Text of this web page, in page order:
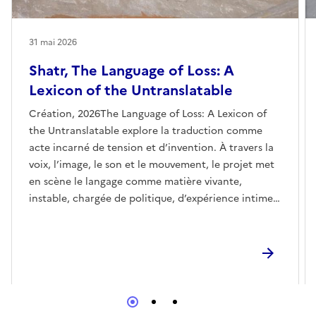
Commissariat : Elena Biserna (LABgamerz), Ibrahim Nehme
(Beirut Art Center) et Nour Sokhon
Avec le soutien de l'Institut Français du Liban
Ce projet a été produit dans le cadre de la bourse Arts for
Equity Fellowship décernée par CARE USA.
Résidence attribuée par la Fondation Rockefeller pour
participer à la résidence d’artistes Bellagio à Lake Como, en
Shatr, The Language of Loss: A
Lexicon of the Untranslatable
Création, 2026The Language of Loss: A Lexicon of
the Untranslatable explore la traduction comme
acte incarné de tension et d’invention. À travers la
voix, l’image, le son et le mouvement, le projet met
en scène le langage comme matière vivante,
instable, chargée de politique, d’expérience intime
et se transforme lorsqu’il traverse les cultures et les
Through Breath We Continue : un projet de
31 mai 2026